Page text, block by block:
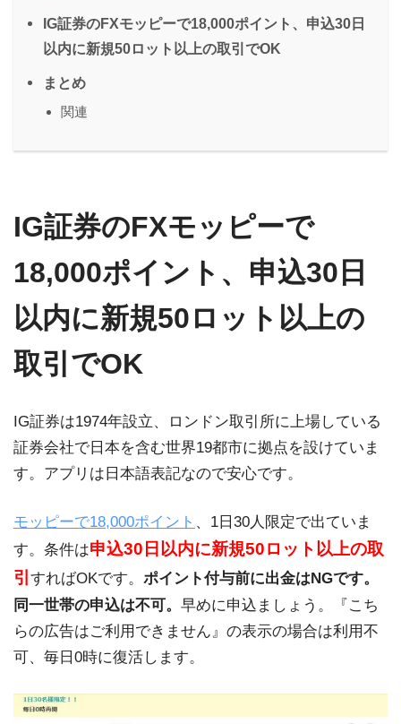
IG証券のFXモッピーで18,000ポイント、申込30日
以内に新規50ロット以上の取引でOK
まとめ
関連
IG証券のFXモッピーで
18,000ポイント、申込30日
以内に新規50ロット以上の
取引でOK
IG証券は1974年設立、ロンドン取引所に上場している
証券会社で日本を含む世界19都市に拠点を設けていま
す。アプリは日本語表記なので安心です。
モッピーで18,000ポイント 、1日30人限定で出ていま
す。条件は申込30日以内に新規50ロット以上の取
引 すればOKです。 ポイント付与前に出金はNGです。
同一世帯の申込は不可。 早めに申込ましょう。『こち
らの広告はご利用できません』の表示の場合は利用不
可、毎日0時に復活します。